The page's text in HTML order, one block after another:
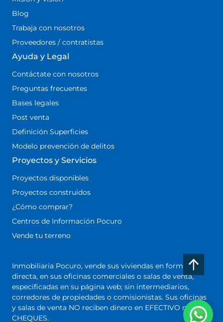
Blog
Trabaja con nosotros
Proveedores / contratistas
Ayuda y Legal
Contáctate con nosotros
Preguntas frecuentes
Bases legales
Post venta
Definición Superficies
Modelo prevención de delitos
Proyectos y Servicios
Proyectos disponibles
Proyectos construidos
¿Cómo comprar?
Centros de Información Pocuro
Vende tu terreno
Inmobiliaria Pocuro, vende sus viviendas en forma
directa, en sus oficinas comerciales o salas de venta,
especificadas en su página web; sin intermediarios,
corredores de propiedades o comisionistas. Sus oficinas
y salas de venta NO reciben dinero en EFECTIVO ni
CHEQUES.